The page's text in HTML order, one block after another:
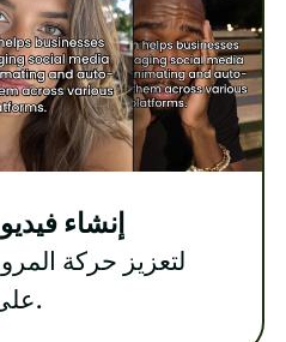
إنشاء
على موقعك الإلكتروني.